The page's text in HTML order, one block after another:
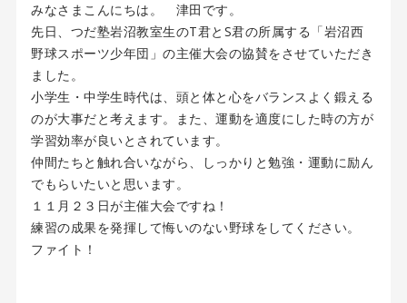
みなさまこんにちは。 津田です。
先日、つだ塾岩沼教室生のT君とS君の所属する「岩沼西
野球スポーツ少年団」の主催大会の協賛をさせていただき
ました。
小学生・中学生時代は、頭と体と心をバランスよく鍛える
のが大事だと考えます。また、運動を適度にした時の方が
学習効率が良いとされています。
仲間たちと触れ合いながら、しっかりと勉強・運動に励ん
でもらいたいと思います。
１１月２３日が主催大会ですね！
練習の成果を発揮して悔いのない野球をしてください。
ファイト！